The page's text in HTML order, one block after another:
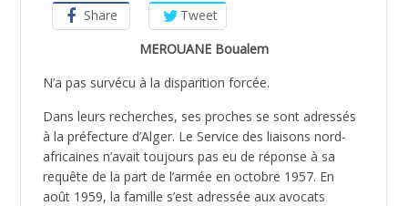
Share
Tweet
MEROUANE Boualem
N’a pas survécu à la disparition forcée.
Dans leurs recherches, ses proches se sont adressés
à la préfecture d’Alger. Le Service des liaisons nord-
africaines n’avait toujours pas eu de réponse à sa
requête de la part de l’armée en octobre 1957. En
août 1959, la famille s’est adressée aux avocats